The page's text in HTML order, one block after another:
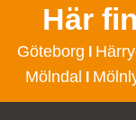
Här
Göteborg
Mölndal